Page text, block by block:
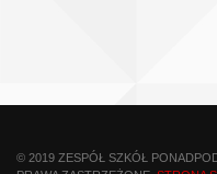
© 2019 ZESPÓŁ SZKÓŁ